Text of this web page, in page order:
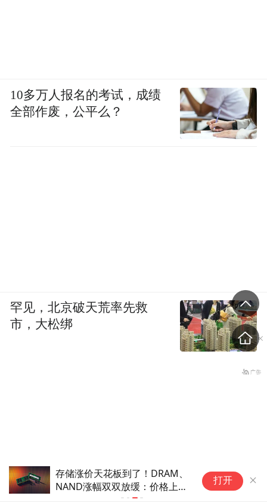
存储涨价天花板到了！DRAM、
NAND涨幅双双放缓：价格上涨
打开
10多万人报名的考试，成绩
全部作废，公平么？
罕见，北京破天荒率先救
市，大松绑